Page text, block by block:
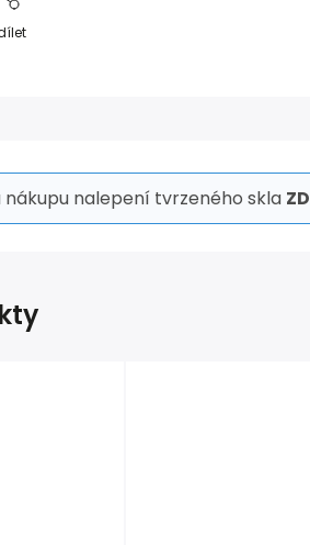
nákupu nalepení tvrzeného skla